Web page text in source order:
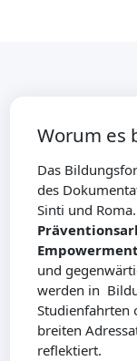
Worum es
Das
des
Sinti und
und
werden in
Studienfahrten
breiten
reflektiert.